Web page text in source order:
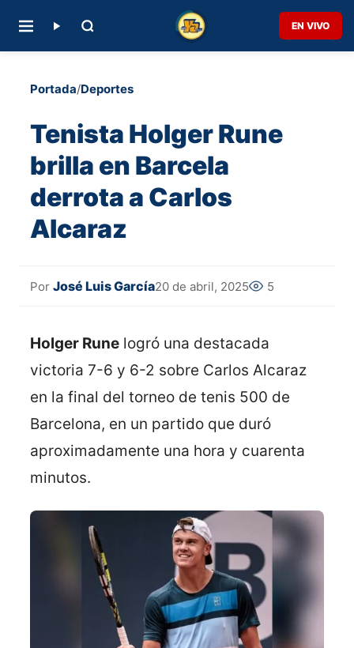
EN VIVO
Portada/Deportes
Tenista Holger Rune
brilla en Barcela
derrota a Carlos
Alcaraz
Por José Luis García20 de abril, 2025 5
Holger Rune logró una destacada
victoria 7-6 y 6-2 sobre Carlos Alcaraz
en la final del torneo de tenis 500 de
Barcelona, en un partido que duró
aproximadamente una hora y cuarenta
minutos.